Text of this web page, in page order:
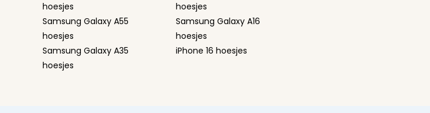
hoesjes
Samsung Galaxy A55
hoesjes
Samsung Galaxy A35
hoesjes
hoesjes
Samsung Galaxy A16
hoesjes
iPhone 16 hoesjes